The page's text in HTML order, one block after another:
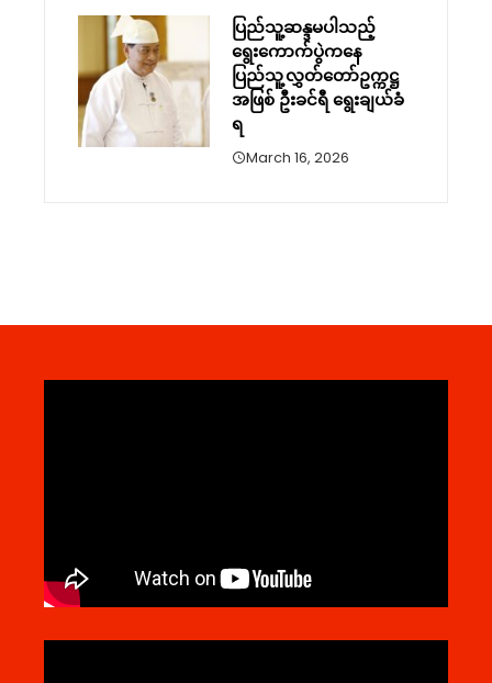
ပြည်သူ့ဆန္ဒမပါသည့်
ရွေးကောက်ပွဲကနေ
ပြည်သူ့လွှတ်တော်ဥက္ကဋ္ဌ
အဖြစ် ဦးခင်ရီ ရွေးချယ်ခံ
ရ
March 16, 2026